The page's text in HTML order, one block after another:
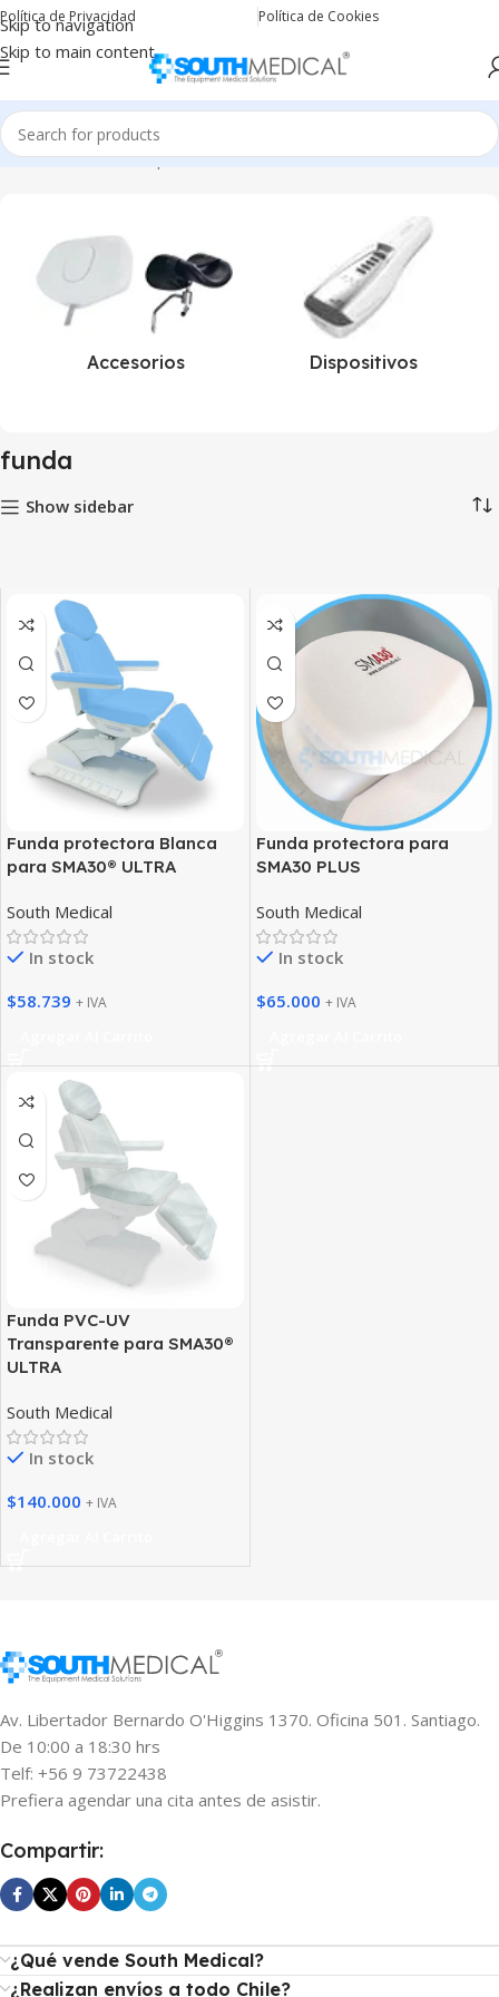
Skip to navigation
Skip to main content
Política de Privacidad Política de Cookies
Inicio Productos etiquetados “funda”
Accesorios Dispositivos
funda
Show sidebar
Funda protectora Blanca
para SMA30® ULTRA
South Medical
In stock
$58.739 + IVA
Funda protectora para
SMA30 PLUS
South Medical
In stock
$65.000 + IVA
Funda PVC-UV
Transparente para SMA30®
ULTRA
South Medical
In stock
$140.000 + IVA
Av. Libertador Bernardo O'Higgins 1370. Oficina 501. Santiago.
De 10:00 a 18:30 hrs
Telf: +56 9 73722438
Prefiera agendar una cita antes de asistir.
Compartir:
¿Qué vende South Medical?
¿Realizan envíos a todo Chile?